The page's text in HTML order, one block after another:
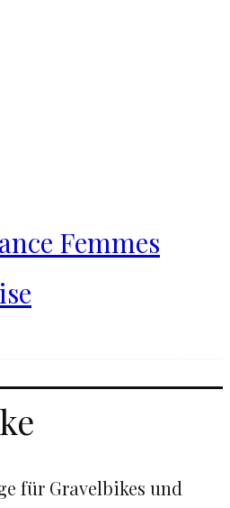
Femmes
für Gravelbikes und